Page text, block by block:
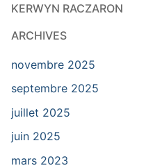
KERWYN RACZARON
ARCHIVES
novembre 2025
septembre 2025
juillet 2025
juin 2025
mars 2023